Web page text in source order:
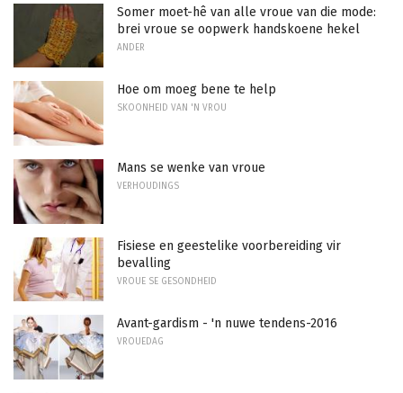
Somer moet-hê van alle vroue van die mode:
brei vroue se oopwerk handskoene hekel
ANDER
Hoe om moeg bene te help
SKOONHEID VAN 'N VROU
Mans se wenke van vroue
VERHOUDINGS
Fisiese en geestelike voorbereiding vir
bevalling
VROUE SE GESONDHEID
Avant-gardism - 'n nuwe tendens-2016
VROUEDAG